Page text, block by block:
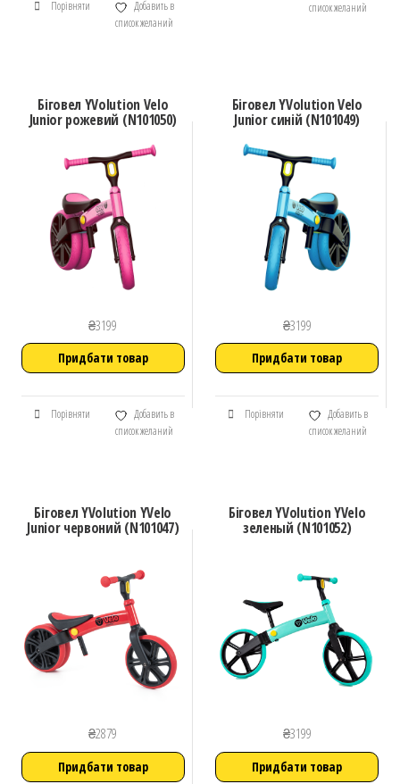
Порівняти
Добавить в
список желаний
список желаний
Біговел YVolution Velo
Junior рожевий (N101050)
₴3199
Придбати товар
Порівняти
Добавить в
список желаний
Біговел YVolution Velo
Junior синій (N101049)
₴3199
Придбати товар
Порівняти
Добавить в
список желаний
Біговел YVolution YVelo
Junior червоний (N101047)
₴2879
Придбати товар
Біговел YVolution YVelo
зеленый (N101052)
₴3199
Придбати товар